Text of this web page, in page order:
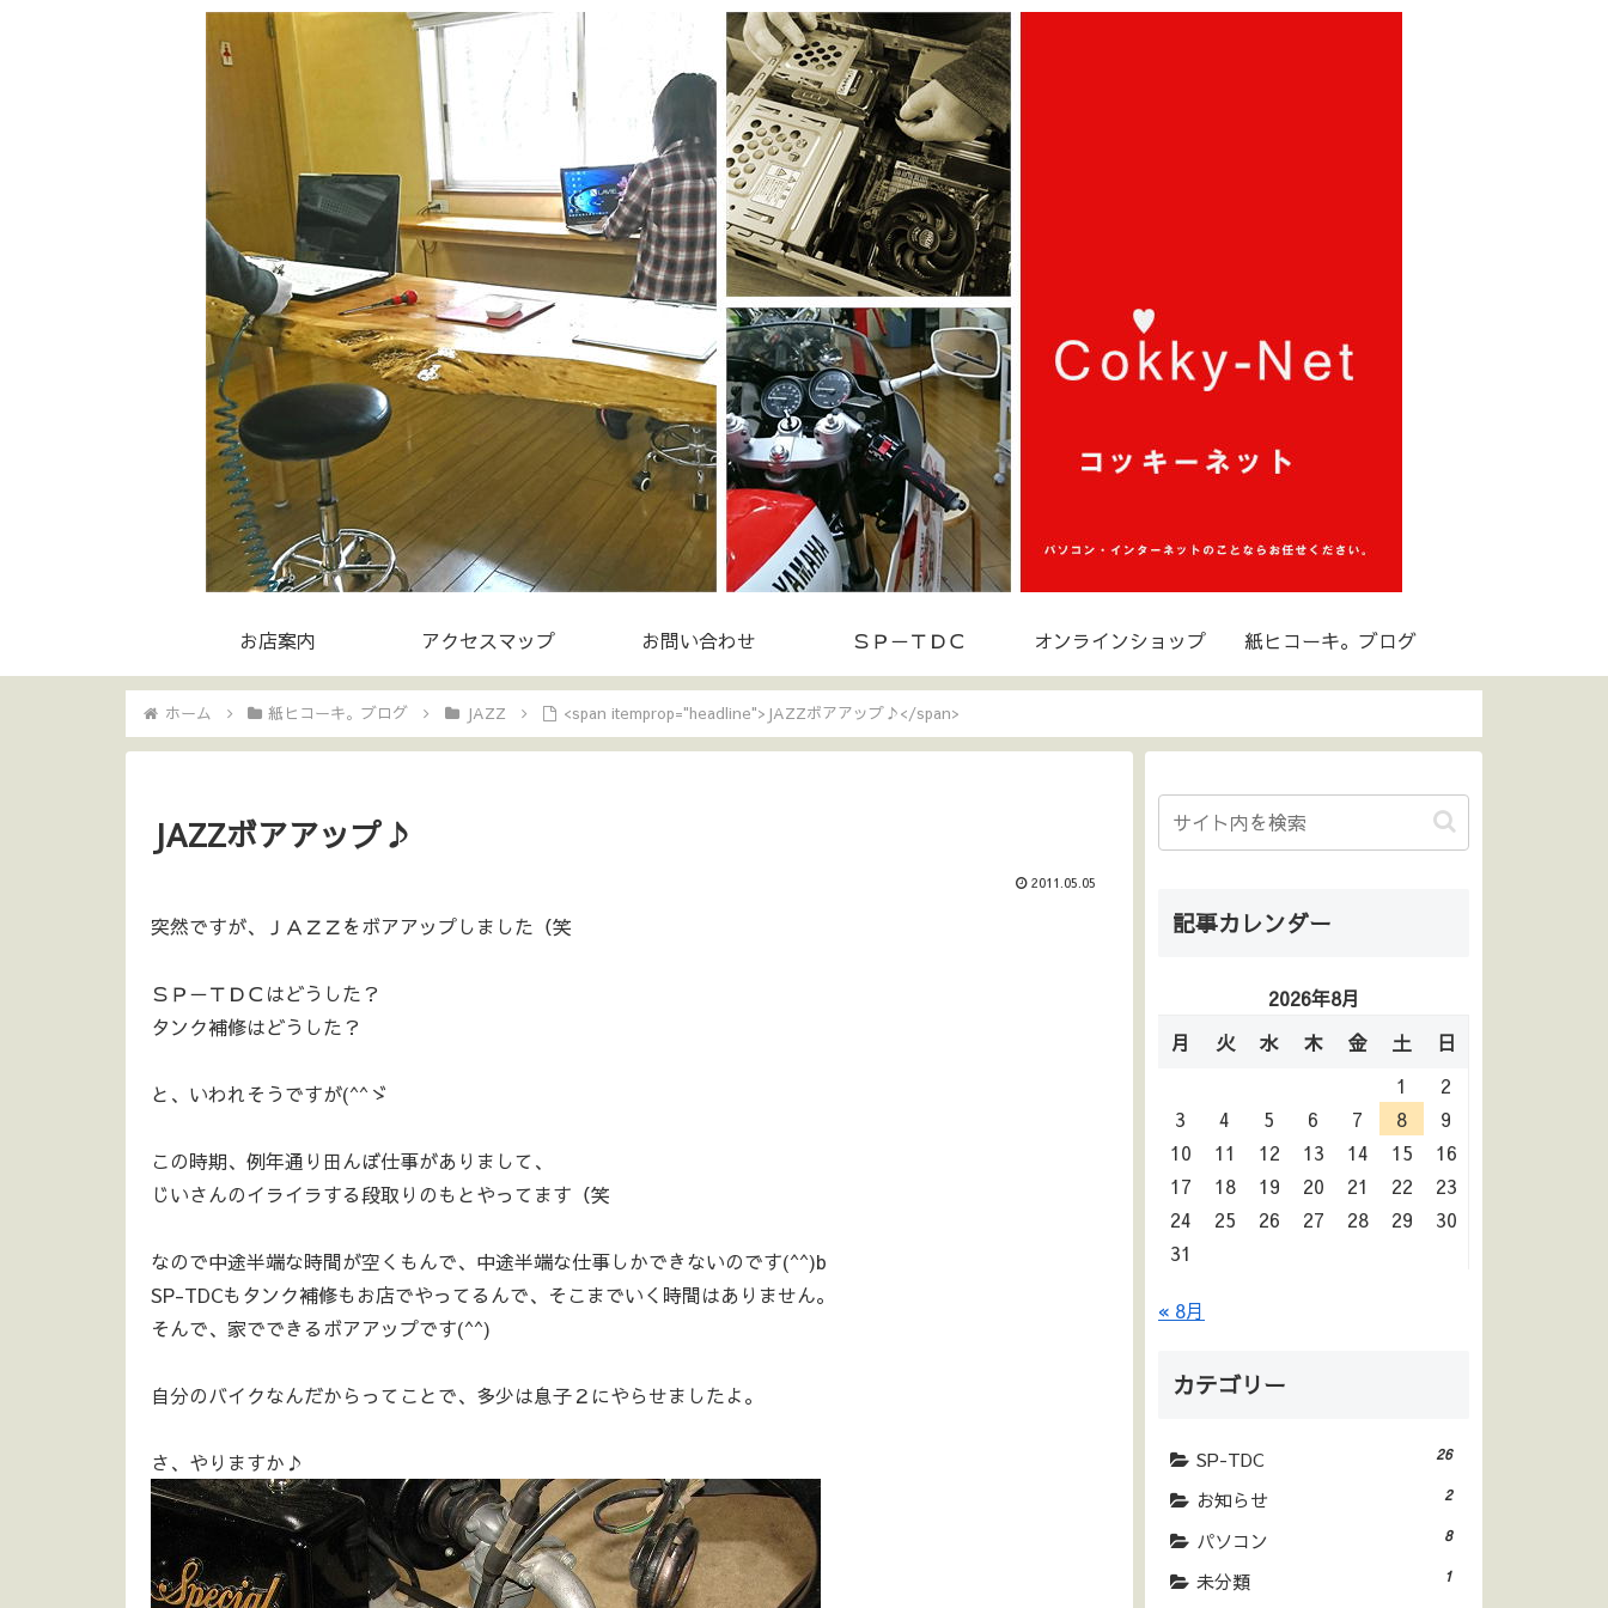
お店案内 アクセスマップ お問い合わせ ＳＰ－ＴＤＣ オンラインショップ 紙ヒコーキ。ブログ
ホーム 紙ヒコーキ。ブログ JAZZ <span itemprop="headline">JAZZボアアップ♪</span>
JAZZボアアップ♪
2011.05.05
突然ですが、ＪＡＺＺをボアアップしました（笑
ＳＰ－ＴＤＣはどうした？
タンク補修はどうした？
と、いわれそうですが(^^ゞ
この時期、例年通り田んぼ仕事がありまして、
じいさんのイライラする段取りのもとやってます（笑
なので中途半端な時間が空くもんで、中途半端な仕事しかできないのです(^^)b
SP-TDCもタンク補修もお店でやってるんで、そこまでいく時間はありません。
そんで、家でできるボアアップです(^^)
自分のバイクなんだからってことで、多少は息子２にやらせましたよ。
さ、やりますか♪
記事カレンダー
2026年8月
月
火 水 木 金 土
日
1
2
3
4 5 6 7 8
9
10
11 12 13 14 15
16
17
18 19 20 21 22
23
24
25 26 27 28 29
30
31
« 8月
カテゴリー
SP-TDC 26
お知らせ 2
パソコン 8
未分類 1